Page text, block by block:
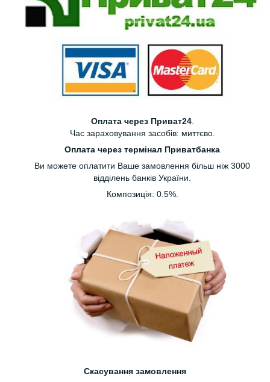
Оплата через Приват24.
Час зараховування засобів: миттєво.
Оплата через термінал Приватбанка
Ви можете оплатити Ваше замовлення більш ніж 3000
відділень банків України.
Композиція: 0.5%.
Скасування замовлення